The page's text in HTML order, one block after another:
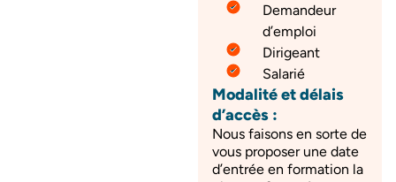
Demandeur
d’emploi
Dirigeant
Salarié
Modalité et délais
d’accès :
Nous faisons en sorte de
vous proposer une date
d’entrée en formation la